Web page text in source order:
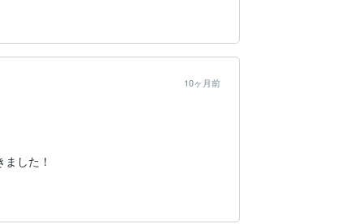
10ヶ月前
した！